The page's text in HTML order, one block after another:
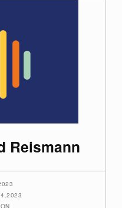
Reismann